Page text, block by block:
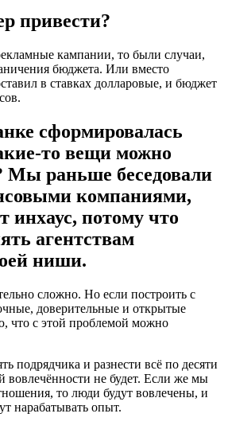
привести?
кампании, то были случаи,
бюджета. Или вместо
в ставках долларовые, и бюджет
сформировалась
то вещи можно
Мы раньше беседовали
компаниями,
инхаус, потому что
агентствам
ниши.
сложно. Но если построить с
доверительные и открытые
что с этой проблемой можно
подрядчика и разнести всё по десяти
вовлечённости не будет. Если же мы
то люди будут вовлечены, и
нарабатывать опыт.